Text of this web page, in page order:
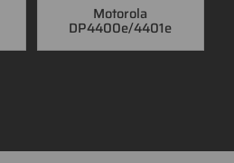
Motorola
DP4400e/4401e